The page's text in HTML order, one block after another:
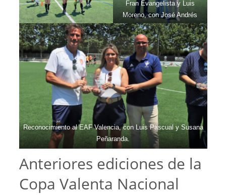
Fran Evangelista y Luis
Moreno, con José Andrés
Menchero.
Reconocimiento al EAF Valencia, con Luis Pascual y Susana
Peñaranda.
Anteriores ediciones de la
Copa Valenta Nacional